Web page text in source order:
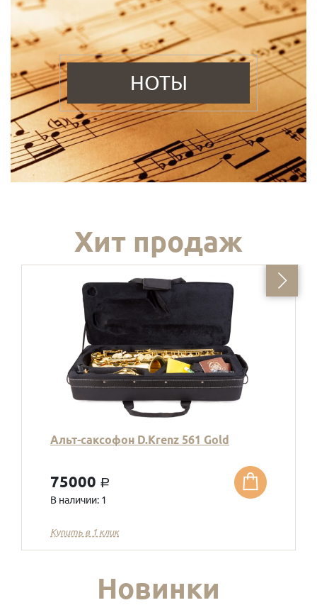
НОТЫ
Хит продаж
Альт-саксофон D.Krenz 561 Gold
75000 a
В наличии: 1
Купить в 1 клик
Новинки